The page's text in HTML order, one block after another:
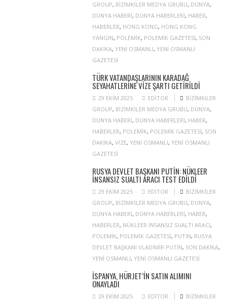
GROUP, BIZIMKILER MEDYA GRUBU, DÜNYA,
DÜNYA HABERI, DÜNYA HABERLERI, HABER,
HABERLER, HONG KONG, HONG KONG
YANGIN, POLEMIK, POLEMIK GAZETESI, SON
DAKIKA, YENI OSMANLI, YENI OSMANLI
GAZETESI
TÜRK VATANDAŞLARININ KARADAĞ
SEYAHATLERINE VIZE ŞARTI GETIRILDI
29 EKIM 2025 EDITOR
BIZIMKILER
GROUP, BIZIMKILER MEDYA GRUBU, DÜNYA,
DÜNYA HABERI, DÜNYA HABERLERI, HABER,
HABERLER, POLEMIK, POLEMIK GAZETESI, SON
DAKIKA, VIZE, YENI OSMANLI, YENI OSMANLI
GAZETESI
RUSYA DEVLET BAŞKANI PUTIN: NÜKLEER
INSANSIZ SUALTI ARACI TEST EDILDI
29 EKIM 2025 EDITOR
BIZIMKILER
GROUP, BIZIMKILER MEDYA GRUBU, DÜNYA,
DÜNYA HABERI, DÜNYA HABERLERI, HABER,
HABERLER, NÜKLEER INSANSIZ SUALTI ARACI,
POLEMIK, POLEMIK GAZETESI, PUTIN, RUSYA
DEVLET BAŞKANI VLADIMIR PUTIN, SON DAKIKA,
YENI OSMANLI, YENI OSMANLI GAZETESI
İSPANYA, HÜRJET’IN SATIN ALIMINI
ONAYLADI
29 EKIM 2025 EDITOR BIZIMKILER